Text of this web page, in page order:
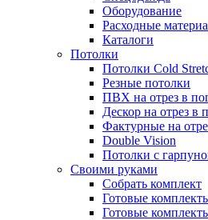
Оборудование
Расходные
Каталоги
Потолки
Потолки Cold
Резные потолки
ПВХ на отрез в
Дескор на отрез в
Фактурные на
Double Vision
Потолки с
Своими руками
Собрать комплект
Готовые
Готовые